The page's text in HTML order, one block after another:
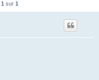
1 sur 1